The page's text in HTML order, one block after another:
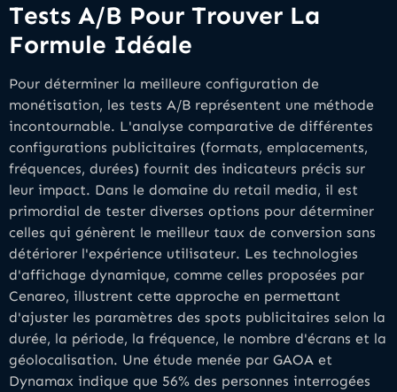
Tests A/B Pour Trouver La
Formule Idéale
Pour déterminer la meilleure configuration de
monétisation, les tests A/B représentent une méthode
incontournable. L'analyse comparative de différentes
configurations publicitaires (formats, emplacements,
fréquences, durées) fournit des indicateurs précis sur
leur impact. Dans le domaine du retail media, il est
primordial de tester diverses options pour déterminer
celles qui génèrent le meilleur taux de conversion sans
détériorer l'expérience utilisateur. Les technologies
d'affichage dynamique, comme celles proposées par
Cenareo, illustrent cette approche en permettant
d'ajuster les paramètres des spots publicitaires selon la
durée, la période, la fréquence, le nombre d'écrans et la
géolocalisation. Une étude menée par GAOA et
Dynamax indique que 56% des personnes interrogées